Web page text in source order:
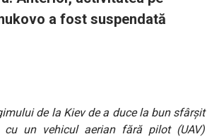
a fost suspendată
de la Kiev de a duce la bun sfârșit
un vehicul aerian fără pilot (UAV)